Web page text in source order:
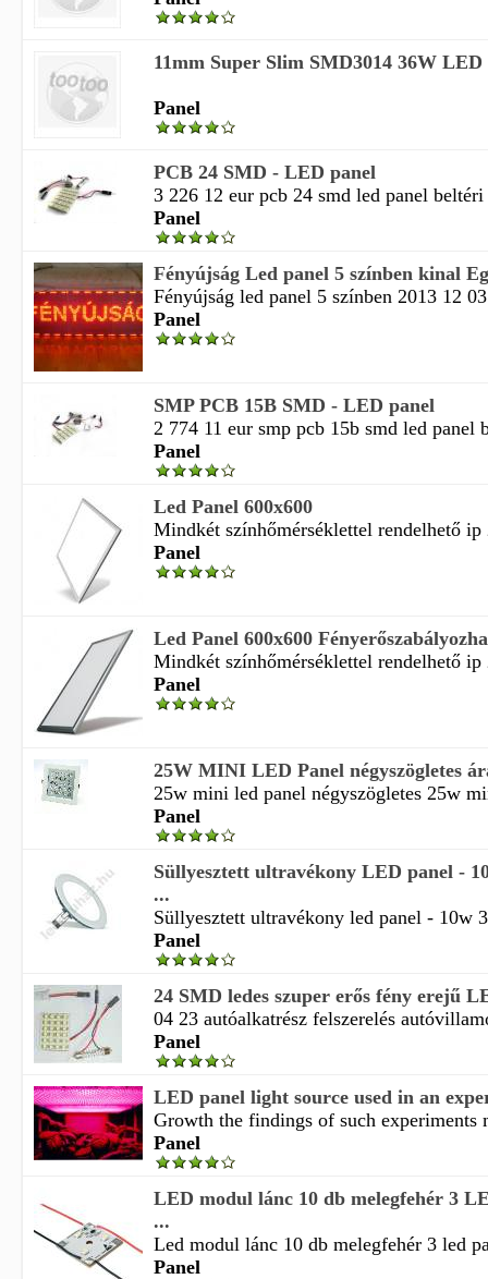
11mm Super Slim SMD3014 36W
Panel
PCB 24 SMD - LED panel
3 226 12 eur pcb 24 smd led panel
Panel
Fényújság Led panel 5 színben kinal
Fényújság led panel 5 színben 2013 12
Panel
SMP PCB 15B SMD - LED panel
2 774 11 eur smp pcb 15b smd led panel
Panel
Led Panel 600x600
Mindkét színhőmérséklettel rendelhető ip
Panel
Led Panel 600x600
Mindkét színhőmérséklettel rendelhető ip
Panel
25W MINI LED Panel négyszögletes
25w mini led panel négyszögletes 25w
Panel
Süllyesztett ultravékony LED panel -
...
Süllyesztett ultravékony led panel - 10w
Panel
24 SMD ledes szuper erős fény erejű
04 23 autóalkatrész felszerelés
Panel
LED panel light source used in an
Growth the findings of such experiments
Panel
LED modul lánc 10 db melegfehér 3
...
Led modul lánc 10 db melegfehér 3 led
Panel